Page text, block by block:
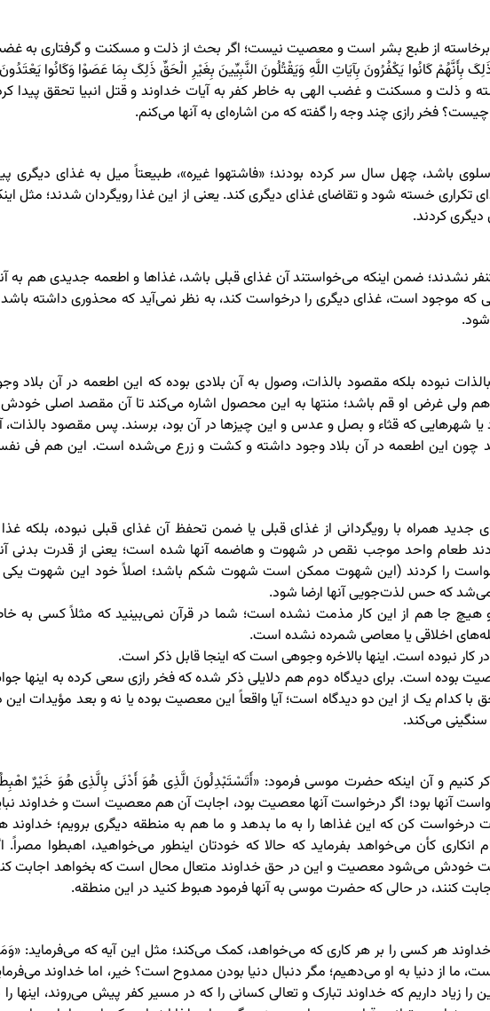
از طبع بشر است و معصیت نیست؛ اگر بحث از ذلت و مسکنت و گرفتاری به
کَانُوا یَکْفُرُونَ بِآیَاتِ اللَّهِ وَیَقْتُلُونَ النَّبِیِّینَ بِغَیْرِ الْحَقِّ ذَلِکَ بِمَا عَصَوْا وَکَانُوا
و ذلت و مسکنت و غضب الهی به خاطر کفر به آیات خداوند و قتل انبیا تحقق پیدا
فخر رازی چند وجه را گفته که من اشاره‌ای به آنها می‌کنم.
باشد، چهل سال سر کرده بودند؛ «فاشتهوا غیره»، طبیعتاً میل به غذای دیگری
تکراری خسته شود و تقاضای غذای دیگری کند. یعنی از این غذا رویگردان شدند؛ مثل
دیگری کردند.
نشدند؛ ضمن اینکه می‌خواستند آن غذای قبلی باشد، غذاها و اطعمه جدیدی هم به
که موجود است، غذای دیگری را درخواست کند، به نظر نمی‌آید که محذوری داشته باشد
نبوده بلکه مقصود بالذات، وصول به آن بلادی بوده که این اطعمه در آن بلاد
ولی غرض او قم باشد؛ منتها به این محصول اشاره می‌کند تا آن مقصد اصلی خودش
یا شهرهایی که قثاء و بصل و عدس و این چیزها در آن بود، برسند. پس مقصود بالذات،
چون این اطعمه در آن بلاد وجود داشته و کشت و زرع می‌شده است. این هم فی
همراه با رویگردانی از غذای قبلی یا ضمن تحفظ آن غذای قبلی نبوده، بلکه غذا
طعام واحد موجب نقص در شهوت و هاضمه آنها شده است؛ یعنی از قدرت بدنی
را کردند (این شهوت ممکن است شهوت شکم باشد؛ اصلاً خود این شهوت یکی
که حس لذت‌جویی آنها ارضا شود.
جا هم از این کار مذمت نشده است؛ شما در قرآن نمی‌بینید که مثلاً کسی به
اخلاقی یا معاصی شمرده نشده است.
نبوده است. اینها بالاخره وجوهی است که اینجا قابل ذکر است.
بوده است. برای دیدگاه دوم هم دلایلی ذکر شده که فخر رازی سعی کرده به اینها
با کدام یک از این دو دیدگاه است؛ آیا واقعاً این معصیت بوده یا نه و بعد مؤیدات این
سنگینی می‌کند.
کنیم و آن اینکه حضرت موسی فرمود: «أَتَسْتَبْدِلُونَ الَّذِی هُوَ أَدْنَى بِالَّذِی هُوَ خَیْرٌ
آنها بود؛ اگر درخواست آنها معصیت بود، اجابت آن هم معصیت است و خداوند
درخواست کن که این غذاها را به ما بدهد و ما هم به منطقه دیگری برویم؛ خداوند
کأن می‌خواهد بفرماید که حالا که خودتان اینطور می‌خواهید، اهبطوا مصراً.
خودش می‌شود معصیت و این در حق خداوند متعال محال است که بخواهد اجابت
کنند، در حالی که حضرت موسی به آنها فرمود هبوط کنید در این منطقه.
خداوند هر کسی را بر هر کاری که می‌خواهد، کمک می‌کند؛ مثل این آیه‌ که می‌فرماید:
ما از دنیا به او می‌دهیم؛ مگر دنبال دنیا بودن ممدوح است؟ خیر، اما خداوند
زیاد داریم که خداوند تبارک و تعالی کسانی را که در مسیر کفر پیش می‌روند، اینها را